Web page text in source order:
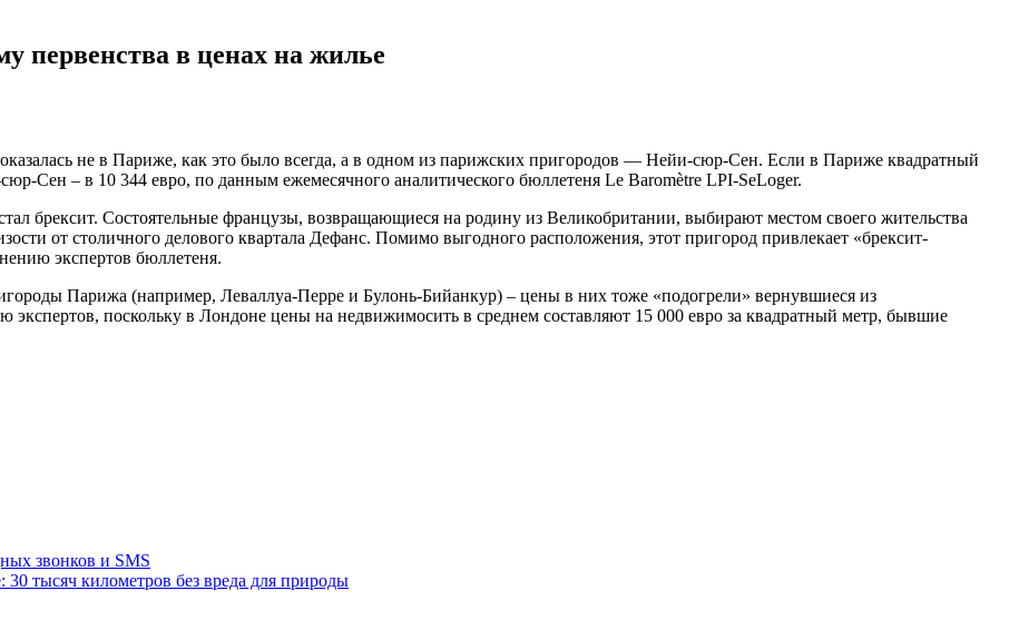
первенства в ценах на жилье
не в Париже, как это было всегда, а в одном из парижских пригородов — Нейи-сюр-Сен. Если в Париже квадратный
Сен – в 10 344 евро, по данным ежемесячного аналитического бюллетеня Le Baromètre LPI-SeLoger.
брексит. Состоятельные французы, возвращающиеся на родину из Великобритании, выбирают местом своего жительства
от столичного делового квартала Дефанс. Помимо выгодного расположения, этот пригород привлекает «брексит-
экспертов бюллетеня.
Парижа (например, Леваллуа-Перре и Булонь-Бийанкур) – цены в них тоже «подогрели» вернувшиеся из
поскольку в Лондоне цены на недвижимосить в среднем составляют 15 000 евро за квадратный метр, бывшие
звонков и SMS
тысяч километров без вреда для природы